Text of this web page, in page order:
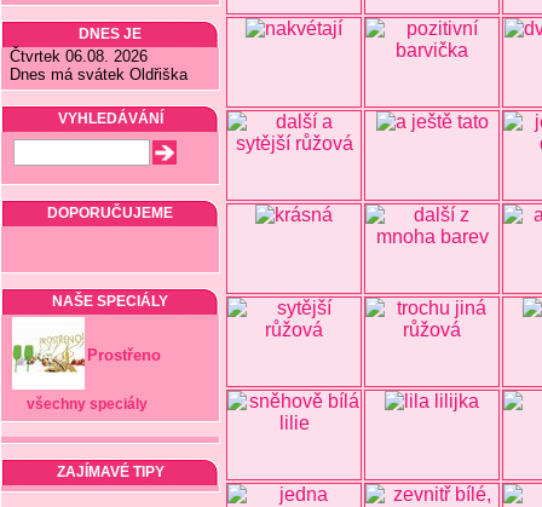
DNES JE
Čtvrtek 06.08. 2026
Dnes má svátek Oldřiška
VYHLEDÁVÁNÍ
DOPORUČUJEME
NAŠE SPECIÁLY
Prostřeno
všechny speciály
ZAJÍMAVÉ TIPY